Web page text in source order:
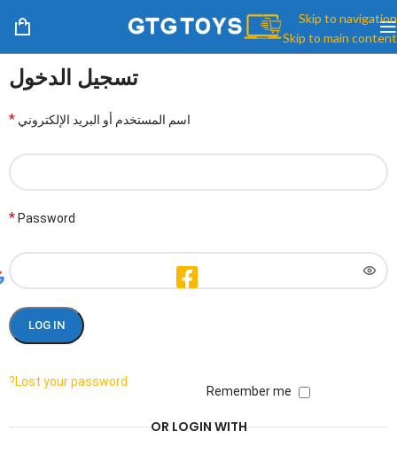
Skip to navigation
Skip to main content
تسجيل الدخول
اسم المستخدم أو البريد الإلكتروني *
Password
*
LOG IN
Lost your password?
Remember me
OR LOGIN WITH